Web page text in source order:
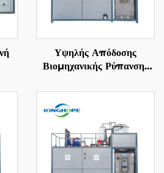
Υψηλής Απόδοσης
Βιομηχανικής Ρύπανσης
Θερμοκρασίας
Συγκεντρωτικής Υγρασίας
Αποθυμωτής
Κρυσταλλοποιητικό
Εξοπλισμός